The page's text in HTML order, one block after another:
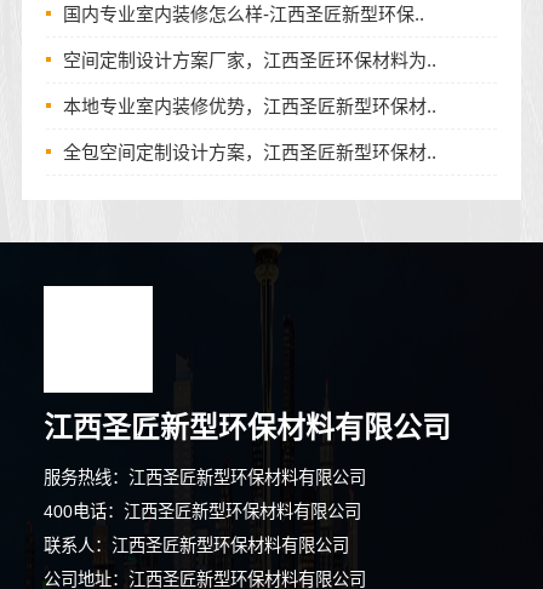
国内专业室内装修怎么样-江西圣匠新型环保..
空间定制设计方案厂家，江西圣匠环保材料为..
本地专业室内装修优势，江西圣匠新型环保材..
全包空间定制设计方案，江西圣匠新型环保材..
江西圣匠新型环保材料有限公司
服务热线：江西圣匠新型环保材料有限公司
400电话：江西圣匠新型环保材料有限公司
联系人：江西圣匠新型环保材料有限公司
公司地址：江西圣匠新型环保材料有限公司